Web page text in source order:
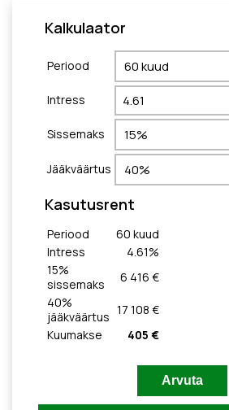
Kalkulaator
Periood
Intress
Sissemaks
Jääkväärtus
Kasutusrent
Periood 60 kuud
Intress
4.61%
15%
sissemaks
6 416 €
40%
jääkväärtus 17 108 €
Kuumakse
405 €